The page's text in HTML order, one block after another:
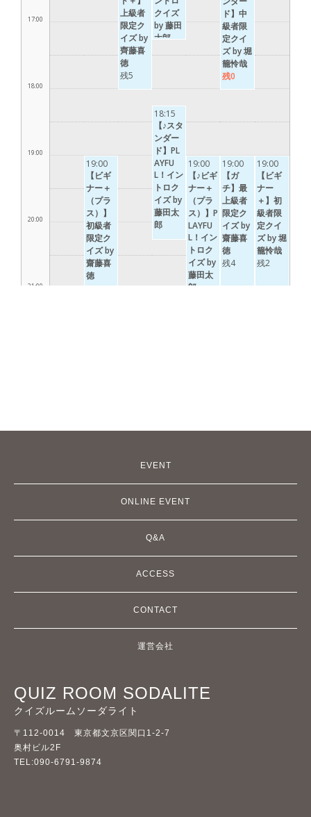
EVENT
ONLINE EVENT
Q&A
ACCESS
CONTACT
運営会社
QUIZ ROOM SODALITE
クイズルームソーダライト
〒112-0014 東京都文京区関口1-2-7
奥村ビル2F
TEL:090-6791-9874